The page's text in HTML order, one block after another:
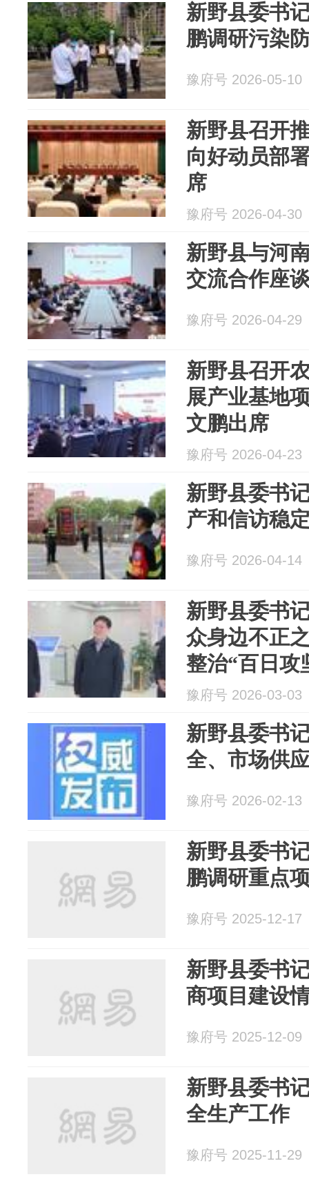
新野县委书
鹏调研污染
豫府号 2026-05-10
新野县召开
向好动员部
席
豫府号 2026-04-30
新野县与河
交流合作座
豫府号 2026-04-29
新野县召开
展产业基地
文鹏出席
豫府号 2026-04-23
新野县委书
产和信访稳
豫府号 2026-04-14
新野县委书
众身边不正
整治“百日攻
豫府号 2026-03-03
新野县委书
全、市场供
豫府号 2026-02-13
新野县委书
鹏调研重点
豫府号 2025-12-17
新野县委书
商项目建设
豫府号 2025-12-09
新野县委书
全生产工作
豫府号 2025-11-29